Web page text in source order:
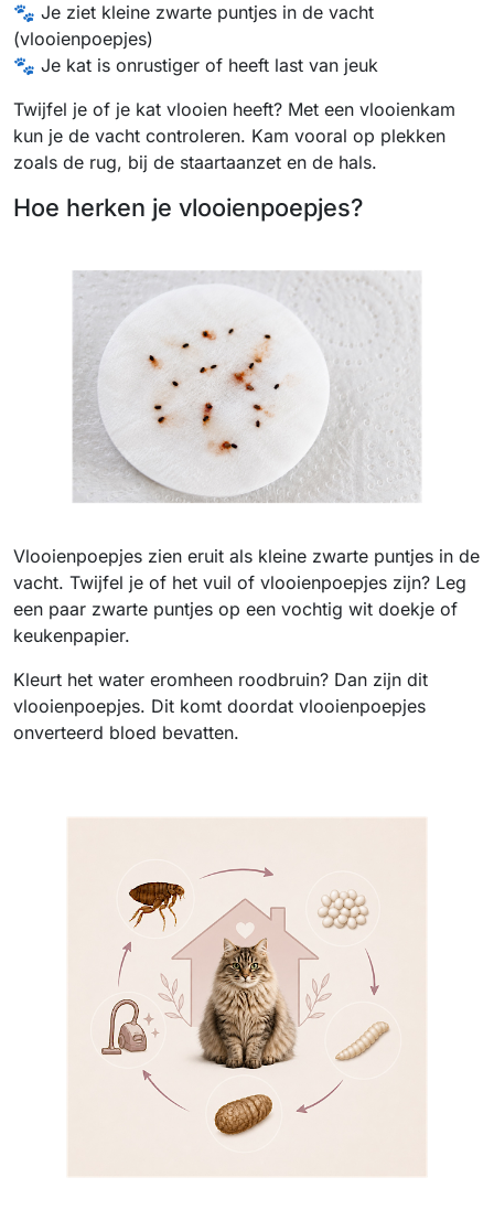
🐾 Je ziet kleine zwarte puntjes in de vacht
(vlooienpoepjes)
🐾 Je kat is onrustiger of heeft last van jeuk
Twijfel je of je kat vlooien heeft? Met een vlooienkam
kun je de vacht controleren. Kam vooral op plekken
zoals de rug, bij de staartaanzet en de hals.
Hoe herken je vlooienpoepjes?
Vlooienpoepjes zien eruit als kleine zwarte puntjes in de
vacht. Twijfel je of het vuil of vlooienpoepjes zijn? Leg
een paar zwarte puntjes op een vochtig wit doekje of
keukenpapier.
Kleurt het water eromheen roodbruin? Dan zijn dit
vlooienpoepjes. Dit komt doordat vlooienpoepjes
onverteerd bloed bevatten.